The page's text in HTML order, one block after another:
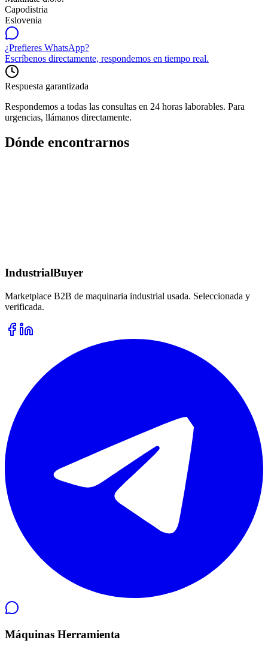
Capodistria
Eslovenia
¿Prefieres WhatsApp?
Escríbenos directamente, respondemos en tiempo real.
Respuesta garantizada
Respondemos a todas las consultas en 24 horas laborables. Para
urgencias, llámanos directamente.
Dónde encontrarnos
IndustrialBuyer
Marketplace B2B de maquinaria industrial usada. Seleccionada y
verificada.
Máquinas Herramienta